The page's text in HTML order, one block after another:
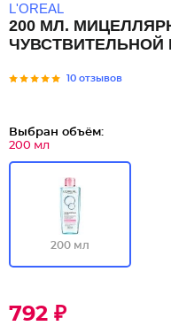
L'OREAL
200 МЛ.
ЧУВСТВИТЕЛЬНОЙ
10 отзывов
Выбран объём:
200 мл
200 мл
792 ₽